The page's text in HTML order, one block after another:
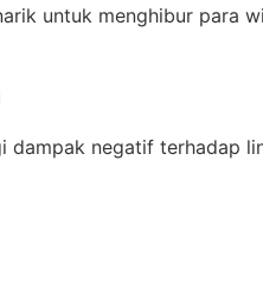
untuk menghibur para
negatif terhadap